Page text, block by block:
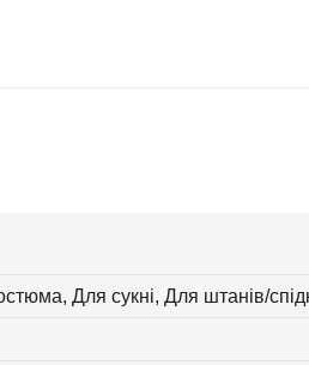
Для сукні, Для штанів/